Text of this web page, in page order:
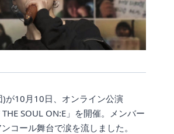
)が10月10日、オンライン公演
THE SOUL ON:E」を開催。メンバー
コール舞台で涙を流しました。